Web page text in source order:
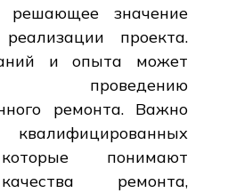
решающее значение
проекта.
и опыта может
проведению
ремонта. Важно
понимают
ремонта,